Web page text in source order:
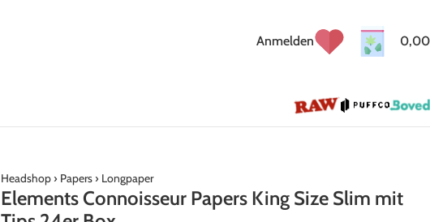
Anmelden 0,00
Headshop› Papers› Longpaper
Elements Connoisseur Papers King Size Slim mit